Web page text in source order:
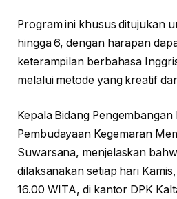
Program ini khusus ditujukan
hingga 6, dengan harapan
keterampilan berbahasa
melalui metode yang kreatif
Kepala Bidang
Pembudayaan Kegemaran
Suwarsana, menjelaskan
dilaksanakan setiap hari
16.00 WITA, di kantor DPK